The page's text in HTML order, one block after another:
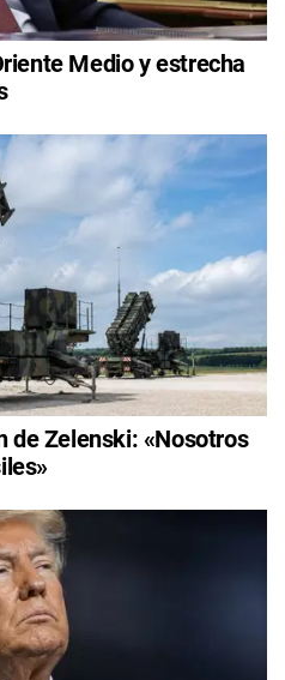
Medio y estrecha
de Zelenski: «Nosotros